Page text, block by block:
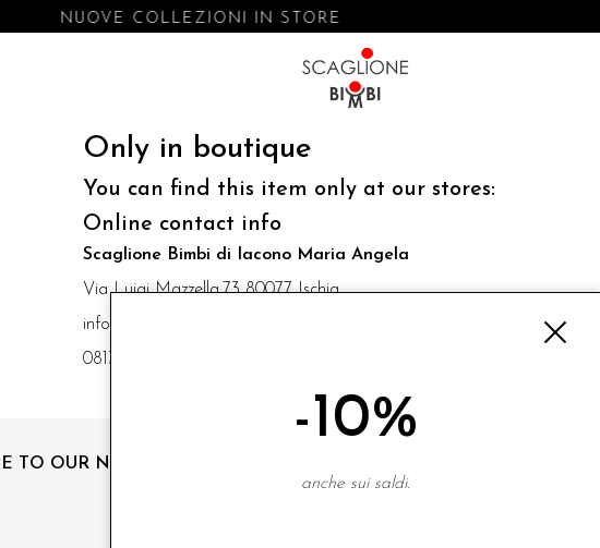
NUOVE COLLEZIONI IN STORE
Only in boutique
You can find this item only at our stores:
Online contact info
Scaglione Bimbi di Iacono Maria Angela
Via Luigi Mazzella,73 80077 Ischia
info@scaglionebimbi.com
0813331162
TO OUR NEWSLETTER
-10%
anche sui saldi.